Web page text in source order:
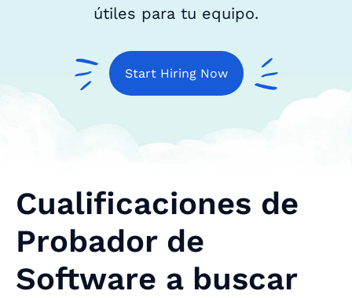
útiles para tu equipo.
Start Hiring Now
Cualificaciones de
Probador de
Software a buscar